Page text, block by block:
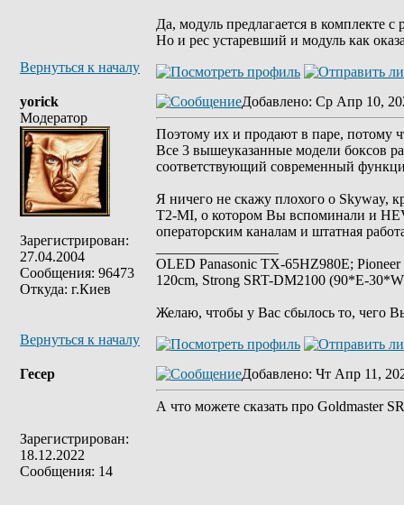
Да, модуль предлагается в комплекте
Но и рес устаревший и модуль как
Вернуться к началу
yorick
Модератор
Зарегистрирован:
27.04.2004
Сообщения: 96473
Откуда: г.Киев
Добавлено: Ср Апр 10,
Поэтому их и продают в паре, потому
Все 3 вышеуказанные модели боксов
соответствующий современный
Я ничего не скажу плохого о Skyway,
T2-MI, о котором Вы вспоминали и
операторским каналам и штатная
OLED Panasonic TX-65HZ980E;
120cm, Strong SRT-DM2100 (90*E-
Желаю, чтобы у Вас сбылось то, чего
Вернуться к началу
Гесер
Зарегистрирован:
18.12.2022
Сообщения: 14
Добавлено: Чт Апр 11,
А что можете сказать про Goldmaster